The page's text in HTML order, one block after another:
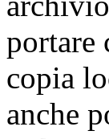
portare
copia
anche